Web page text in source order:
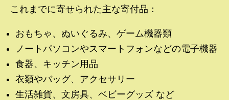
これまでに寄せられた主な寄付品：
おもちゃ、ぬいぐるみ、ゲーム機器類
ノートパソコンやスマートフォンなどの電子機器
食器、キッチン用品
衣類やバッグ、アクセサリー
生活雑貨、文房具、ベビーグッズ など